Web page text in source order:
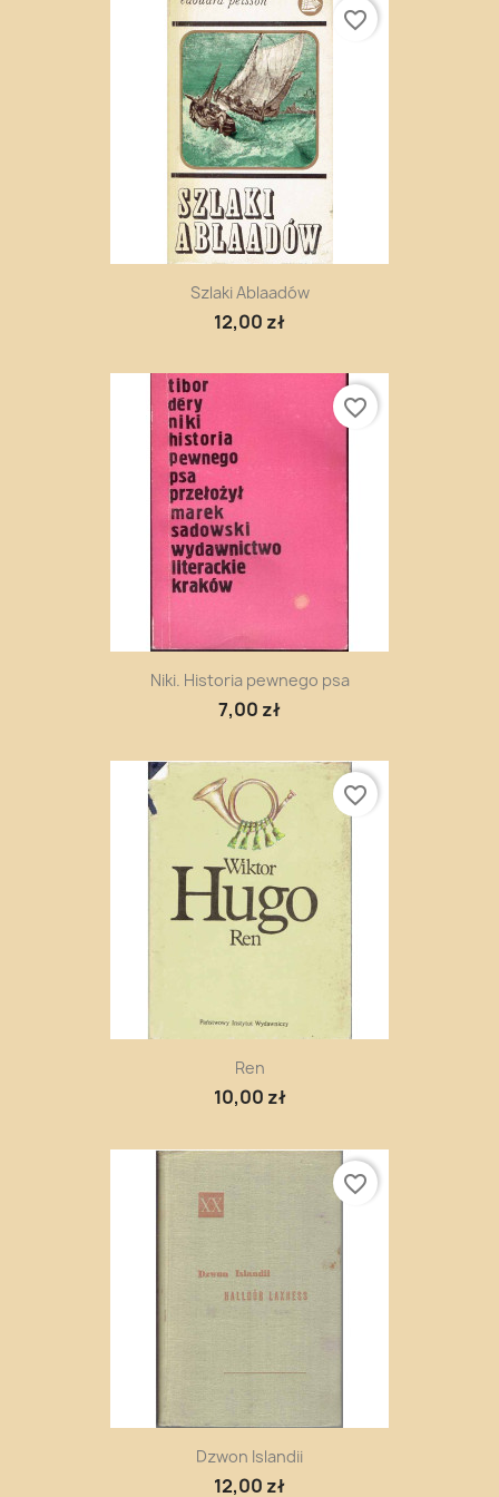
Szlaki Ablaadów
12,00 zł
favorite_border
Niki. Historia pewnego psa
7,00 zł
favorite_border
Ren
10,00 zł
favorite_border
Dzwon Islandii
12,00 zł
favorite_border